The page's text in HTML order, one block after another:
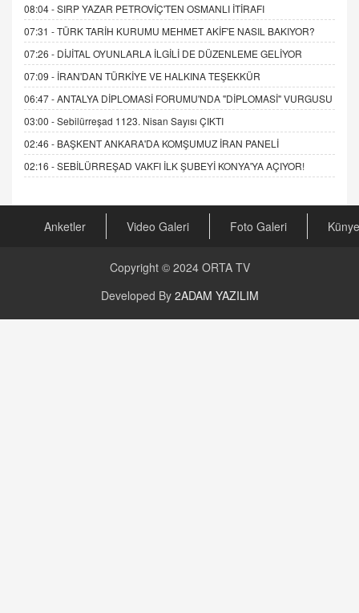
08:04 -SIRP YAZAR PETROVİÇ'TEN OSMANLI İTİRAFI
07:31 -TÜRK TARİH KURUMU MEHMET AKİF'E NASIL BAKIYOR?
07:26 - DİJİTAL OYUNLARLA İLGİLİ DE DÜZENLEME GELİYOR
07:09 - İRAN'DAN TÜRKİYE VE HALKINA TEŞEKKÜR
06:47 -ANTALYA DİPLOMASİ FORUMU'NDA "DİPLOMASİ" VURGUSU
03:00 -Sebilürreşad 1123. Nisan Sayısı ÇIKTI
02:46 - BAŞKENT ANKARA'DA KOMŞUMUZ İRAN PANELİ
02:16 -SEBİLÜRREŞAD VAKFI İLK ŞUBEYİ KONYA'YA AÇIYOR!
Anketler Video Galeri Foto Galeri Künye
Copyright © 2024 ORTA TV
Developed By 2ADAM YAZILIM